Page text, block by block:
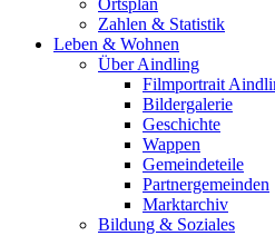
Ortsplan
Zahlen & Statistik
Leben & Wohnen
Über Aindling
Filmportrait
Bildergalerie
Geschichte
Wappen
Gemeindeteile
Partnergemeinden
Marktarchiv
Bildung & Soziales